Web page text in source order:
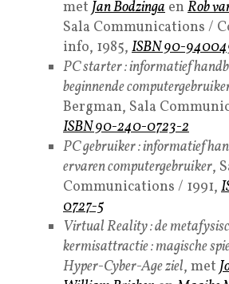
met Jan Bodzinga en Rob
Sala Communications /
info, 1985, ISBN 90-
PC starter : informatief
beginnende
Bergman, Sala
ISBN 90-240-0723-2
PC gebruiker : informatief
ervaren computergebruiker,
Communications / 1991,
0727-5
Virtual Reality : de
kermisattractie : magische
Hyper-Cyber-Age ziel, met